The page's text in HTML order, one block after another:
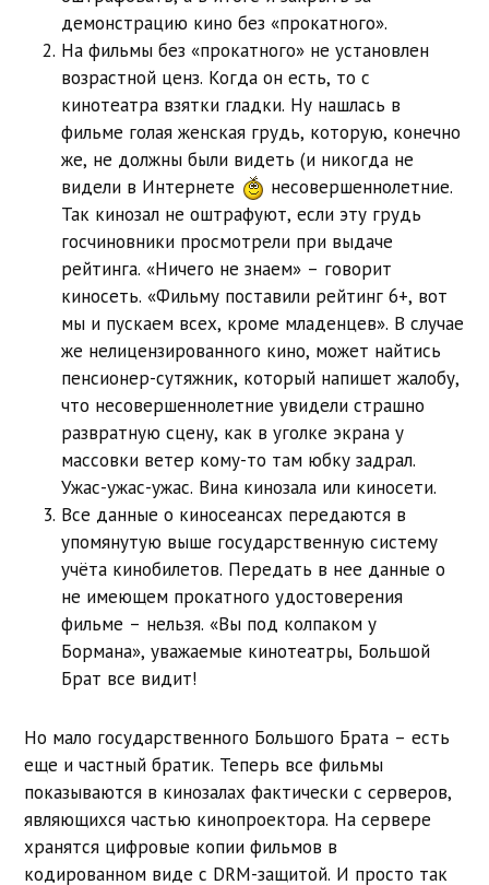
демонстрацию кино без «прокатного».
На фильмы без «прокатного» не установлен
возрастной ценз. Когда он есть, то с
кинотеатра взятки гладки. Ну нашлась в
фильме голая женская грудь, которую, конечно
же, не должны были видеть (и никогда не
видели в Интернете
несовершеннолетние.
Так кинозал не оштрафуют, если эту грудь
госчиновники просмотрели при выдаче
рейтинга. «Ничего не знаем» – говорит
киносеть. «Фильму поставили рейтинг 6+, вот
мы и пускаем всех, кроме младенцев». В случае
же нелицензированного кино, может найтись
пенсионер-сутяжник, который напишет жалобу,
что несовершеннолетние увидели страшно
развратную сцену, как в уголке экрана у
массовки ветер кому-то там юбку задрал.
Ужас-ужас-ужас. Вина кинозала или киносети.
Все данные о киносеансах передаются в
упомянутую выше государственную систему
учёта кинобилетов. Передать в нее данные о
не имеющем прокатного удостоверения
фильме – нельзя. «Вы под колпаком у
Бормана», уважаемые кинотеатры, Большой
Брат все видит!
Но мало государственного Большого Брата – есть
еще и частный братик. Теперь все фильмы
показываются в кинозалах фактически с серверов,
являющихся частью кинопроектора. На сервере
хранятся цифровые копии фильмов в
кодированном виде с DRM-защитой. И просто так